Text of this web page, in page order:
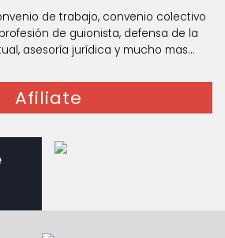
de trabajo, convenio colectivo
de guionista, defensa de la
asesoría jurídica y mucho mas...
Afiliate